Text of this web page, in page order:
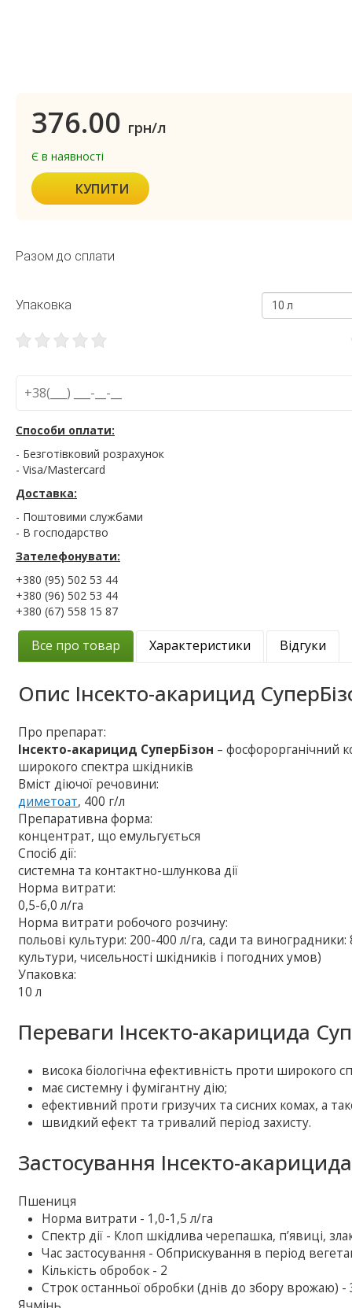
376.00 грн/л
Є в наявності
КУПИТИ
Разом до сплати
Упаковка 10 л
Способи оплати:
- Безготівковий розрахунок
- Visa/Mastercard
Доставка:
- Поштовими службами
- В господарство
Зателефонувати:
+380 (95) 502 53 44
+380 (96) 502 53 44
+380 (67) 558 15 87
Все про товар Характеристики Відгуки
Опис Інсекто-акарицид
Про препарат:
Інсекто-акарицид СуперБізон – фосфорорганічний
широкого спектра шкідників
Вміст діючої речовини:
диметоат, 400 г/л
Препаративна форма:
концентрат, що емульгується
Спосіб дії:
системна та контактно-шлункова дії
Норма витрати:
0,5-6,0 л/га
Норма витрати робочого розчину:
польові культури: 200-400 л/га, сади та
культури, чисельності шкідників і погодних умов)
Упаковка:
10 л
Переваги Інсекто-акарицида
висока біологічна ефективність проти широкого
має системну і фумігантну дію;
ефективний проти гризучих та сисних комах, а
швидкий ефект та тривалий період захисту.
Застосування Інсекто-
Пшениця
Норма витрати - 1,0-1,5 л/га
Спектр дії - Клоп шкідлива черепашка, п’явиці,
Час застосування - Обприскування в період
Кількість обробок - 2
Строк останньої обробки (днів до збору врожаю) -